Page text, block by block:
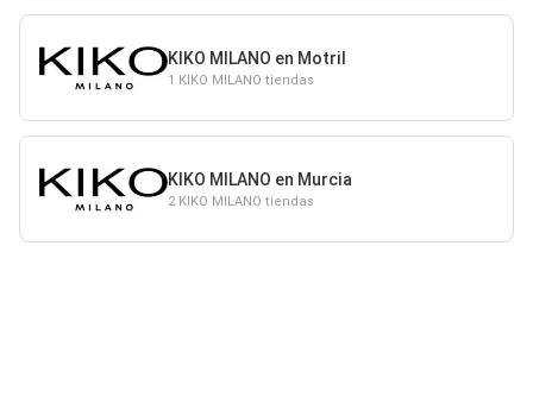
KIKO MILANO en Motril
1 KIKO MILANO tiendas
KIKO MILANO en Murcia
2 KIKO MILANO tiendas